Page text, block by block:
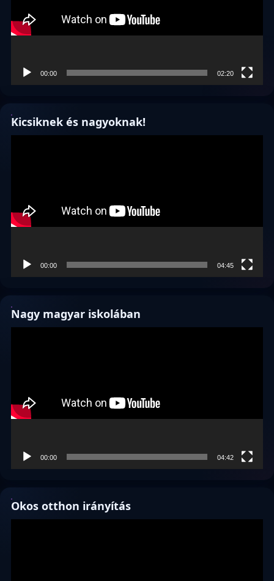
00:00 02:20
Kicsiknek és nagyoknak!
00:00 04:45
Nagy magyar iskolában
00:00 04:42
Okos otthon irányítás